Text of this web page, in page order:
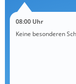
08:00 Uhr
Keine besonderen